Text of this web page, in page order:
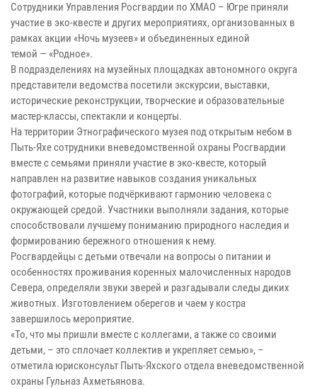
Сотрудники Управления Росгвардии по ХМАО – Югре приняли
участие в эко-квесте и других мероприятиях, организованных в
рамках акции «Ночь музеев» и объединенных единой
темой — «Родное».
В подразделениях на музейных площадках автономного округа
представители ведомства посетили экскурсии, выставки,
исторические реконструкции, творческие и образовательные
мастер-классы, спектакли и концерты.
На территории Этнографического музея под открытым небом в
Пыть-Яхе сотрудники вневедомственной охраны Росгвардии
вместе с семьями приняли участие в эко-квесте, который
направлен на развитие навыков создания уникальных
фотографий, которые подчёркивают гармонию человека с
окружающей средой. Участники выполняли задания, которые
способствовали лучшему пониманию природного наследия и
формированию бережного отношения к нему.
Росгвардейцы с детьми отвечали на вопросы о питании и
особенностях проживания коренных малочисленных народов
Севера, определяли звуки зверей и разгадывали следы диких
животных. Изготовлением оберегов и чаем у костра
завершилось мероприятие.
«То, что мы пришли вместе с коллегами, а также со своими
детьми, – это сплочает коллектив и укрепляет семью», –
отметила юрисконсульт Пыть-Яхского отдела вневедомственной
охраны Гульназ Ахметьянова.